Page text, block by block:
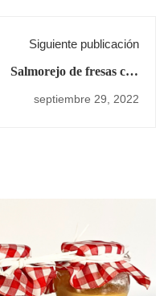
Siguiente publicación
Salmorejo de fresas con
septiembre 29, 2022